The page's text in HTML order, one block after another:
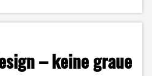
– keine graue